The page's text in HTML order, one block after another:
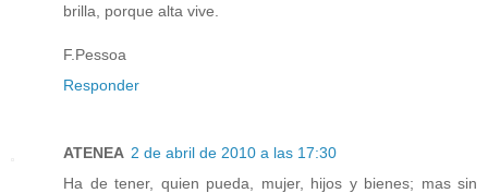
brilla, porque alta vive.
F.Pessoa
Responder
ATENEA 2 de abril de 2010 a las 17:30
Ha de tener, quien pueda, mujer, hijos y bienes; mas sin